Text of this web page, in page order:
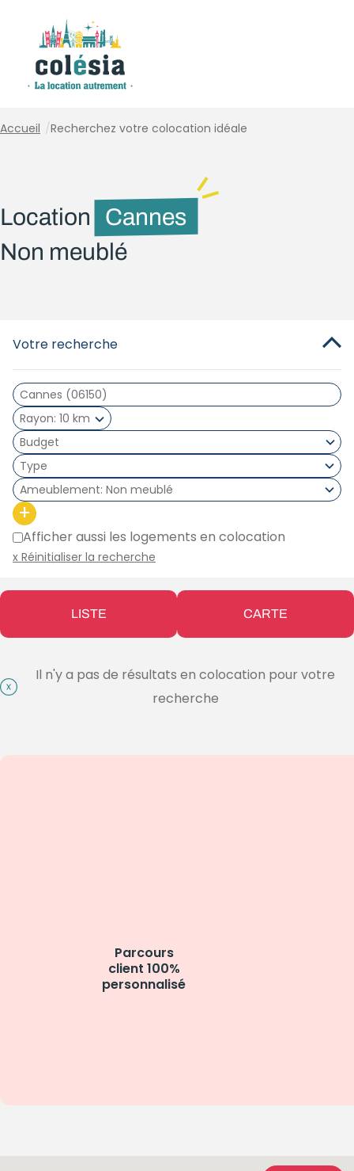
Accueil /Recherchez votre colocation idéale
Location
Cannes
Non meublé
Votre recherche
Rayon 10 km
Type
Ameublement Non meublé
+
Afficher aussi les logements en colocation
x Réinitialiser la recherche
LISTE CARTE
Il n'y a pas de résultats en colocation pour votre
recherche
Parcours
client 100%
personnalisé